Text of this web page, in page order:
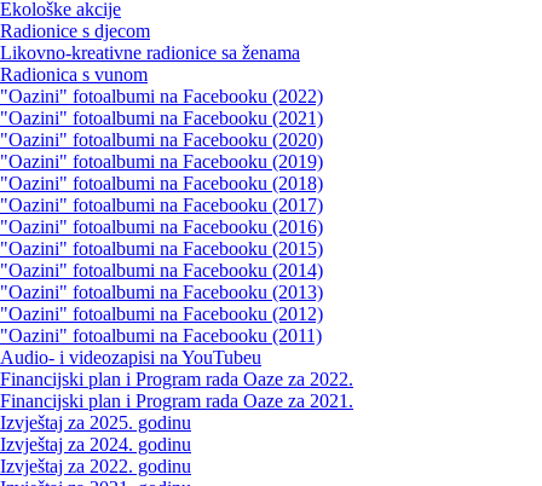
Ekološke akcije
Radionice s djecom
Likovno-kreativne radionice sa ženama
Radionica s vunom
"Oazini" fotoalbumi na Facebooku (2022)
"Oazini" fotoalbumi na Facebooku (2021)
"Oazini" fotoalbumi na Facebooku (2020)
"Oazini" fotoalbumi na Facebooku (2019)
"Oazini" fotoalbumi na Facebooku (2018)
"Oazini" fotoalbumi na Facebooku (2017)
"Oazini" fotoalbumi na Facebooku (2016)
"Oazini" fotoalbumi na Facebooku (2015)
"Oazini" fotoalbumi na Facebooku (2014)
"Oazini" fotoalbumi na Facebooku (2013)
"Oazini" fotoalbumi na Facebooku (2012)
"Oazini" fotoalbumi na Facebooku (2011)
Audio- i videozapisi na YouTubeu
Financijski plan i Program rada Oaze za 2022.
Financijski plan i Program rada Oaze za 2021.
Izvještaj za 2025. godinu
Izvještaj za 2024. godinu
Izvještaj za 2022. godinu